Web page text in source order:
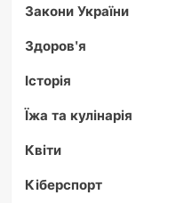
Закони України
Здоров'я
Історія
Їжа та кулінарія
Квіти
Кіберспорт